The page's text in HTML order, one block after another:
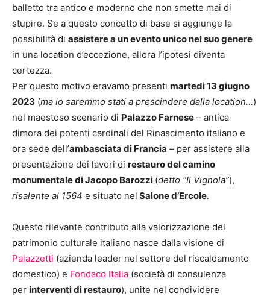
balletto tra antico e moderno che non smette mai di
stupire. Se a questo concetto di base si aggiunge la
possibilità di assistere a un evento unico nel suo genere
in una location d’eccezione, allora l’ipotesi diventa
certezza.
Per questo motivo eravamo presenti martedì 13 giugno
2023 (ma lo saremmo stati a prescindere dalla location…)
nel maestoso scenario di Palazzo Farnese – antica
dimora dei potenti cardinali del Rinascimento italiano e
ora sede dell’ambasciata di Francia – per assistere alla
presentazione dei lavori di restauro delcamino
monumentale di Jacopo Barozzi (detto “Il Vignola”),
risalente al 1564 e situato nel Salone d’Ercole.
Questo rilevante contributo alla valorizzazione del
patrimonio culturale italiano nasce dalla visione di
Palazzetti (azienda leader nel settore del riscaldamento
domestico) e Fondaco Italia (società di consulenza
per interventi di restauro), unite nel condividere